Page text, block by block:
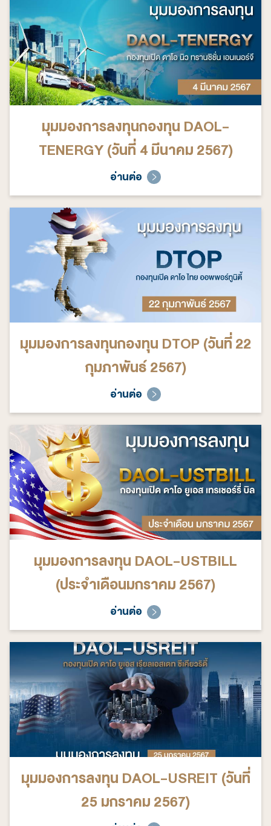
มุมมองการลงทุนกองทุน DAOL-
TENERGY (วันที่ 4 มีนาคม 2567)
อ่านต่อ
มุมมองการลงทุนกองทุน DTOP (วันที่ 22
กุมภาพันธ์ 2567)
อ่านต่อ
มุมมองการลงทุน DAOL-USTBILL
(ประจำเดือนมกราคม 2567)
อ่านต่อ
มุมมองการลงทุน DAOL-USREIT (วันที่
25 มกราคม 2567)